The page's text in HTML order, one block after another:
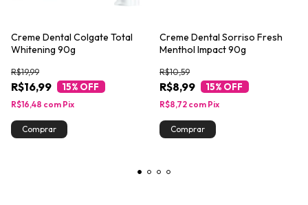
Creme Dental Colgate Total
Whitening 90g
R$16,99
R$19,99
15% OFF
R$16,48 com Pix
Creme Dental Sorriso Fresh
Menthol Impact 90g
R$8,99
R$10,59
15% OFF
R$8,72 com Pix